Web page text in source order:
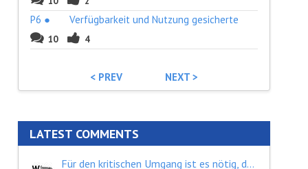
P6 ● Verfügbarkeit und Nutzung gesicherte
10 4
< PREV NEXT >
LATEST COMMENTS
Für den kritischen Umgang ist es nötig, dass auch Kenntnisse über die Entstehungszusammenhänge von Daten gelehrt werden. Gerade welche Daten, in welcher Form wann und weshalb erhoben werden, kann, insbesondere auch in Hinblick auf KI-Anwendungen, einen gravierenden Unterschied machen. Diese Kenntnisse können künftiger Diskriminierung vorbeugen und helfen dabei zu entscheiden, wann es nötig ist, weitere Daten in welcher Form zu erheben und wann von weiteren Erhebungen abzusehen ist. Sowie wie mit bereits vorhandenen Daten umzugehen ist.